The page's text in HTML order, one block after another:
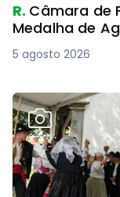
R. Câmara de
Medalha de
5 agosto 2026